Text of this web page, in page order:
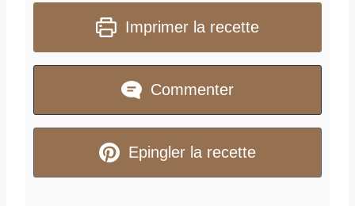
Imprimer la recette
Commenter
Epingler la recette